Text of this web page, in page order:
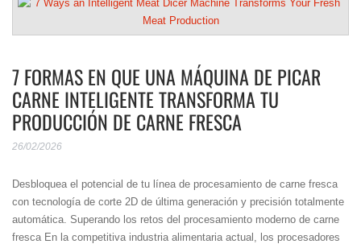
7 FORMAS EN QUE UNA MÁQUINA DE PICAR
CARNE INTELIGENTE TRANSFORMA TU
PRODUCCIÓN DE CARNE FRESCA
26/02/2026
Desbloquea el potencial de tu línea de procesamiento de carne fresca
con tecnología de corte 2D de última generación y precisión totalmente
automática. Superando los retos del procesamiento moderno de carne
fresca En la competitiva industria alimentaria actual, los procesadores